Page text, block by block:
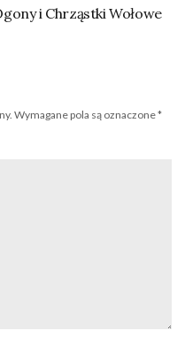
i Chrząstki Wołowe
Wymagane pola są oznaczone*